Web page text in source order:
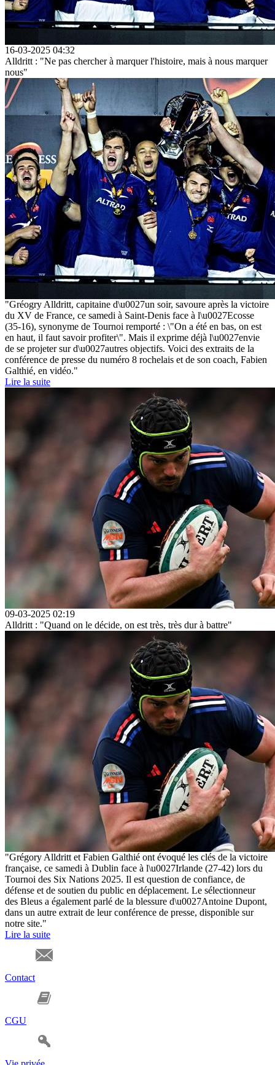
16-03-2025 04:32
Alldritt : "Ne pas chercher à marquer l'histoire, mais à nous marquer
nous"
"Gréogry Alldritt, capitaine d\u0027un soir, savoure après la victoire
du XV de France, ce samedi à Saint-Denis face à l\u0027Ecosse
(35-16), synonyme de Tournoi remporté : \"On a été en bas, on est
en haut, il faut savoir profiter\". Mais il exprime déjà l\u0027envie
de se projeter sur d\u0027autres objectifs. Voici des extraits de la
conférence de presse du numéro 8 rochelais et de son coach, Fabien
Galthié, en vidéo."
Lire la suite
09-03-2025 02:19
Alldritt : "Quand on le décide, on est très, très dur à battre"
"Grégory Alldritt et Fabien Galthié ont évoqué les clés de la victoire
française, ce samedi à Dublin face à l\u0027Irlande (27-42) lors du
Tournoi des Six Nations 2025. Il est question de confiance, de
défense et de soutien du public en déplacement. Le sélectionneur
des Bleus a également parlé de la blessure d\u0027Antoine Dupont,
dans un autre extrait de leur conférence de presse, disponible sur
notre site."
Lire la suite
Contact
CGU